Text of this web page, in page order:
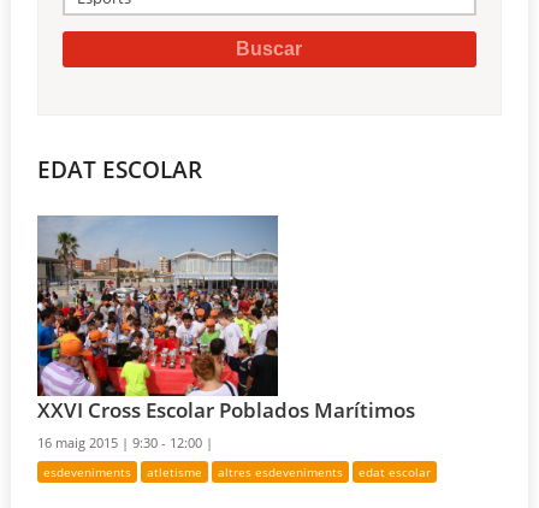
EDAT ESCOLAR
XXVI Cross Escolar Poblados Marítimos
16 maig 2015 |9:30 - 12:00 |
esdeveniments atletisme altres esdeveniments edat escolar